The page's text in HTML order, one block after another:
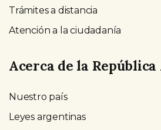
Trámites a distancia
Atención a la ciudadanía
Acerca de la
Nuestro país
Leyes argentinas